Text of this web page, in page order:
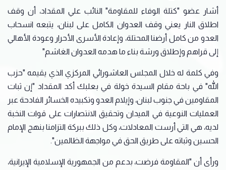
أشار عضو "كتلة الوفاء للمقاومة" النائب ​علي المقداد​، أن وقف
اطلاق النار يعني وقف العدوان الكامل على لبنان، يتبعه انسحاب
العدو من كامل أرضنا المحتلة، وإعادة الأسرى الأحرار وعودة الأهالي
إلى قراهم وإطلاق ورشة بناء ما هدمه العدوان الغاشم"
وفي كلمة له خلال المجلس العاشورائي المركزي الذي يقيمه "​حزب
الله​" في باحة مقام السيدة خولة في بعلبك أكد المقداد "إن ثبات
المقاومين في جنوب لبنان، وإيلام العدو وتكبيده الخسائر الفادحة عبر
العمليات النوعية في الميدان وتحقيق الانتصارات على قوات النخبة
لديه، هي التي أرست المعادلات، وكل ذلك ببركة التزامنا بنهج الإمام
الحسين وثباته على طريق الحق في مواجهة الظالمين".
ورأى أن "المقاومة فرضت، بدعم من الجمهورية الإسلامية الإيرانية،